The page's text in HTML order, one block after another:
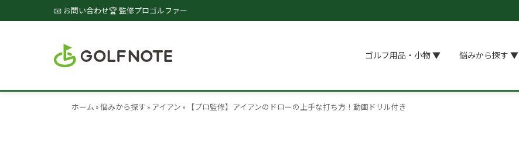
📧 お問い合わせ🏆 監修プロゴルファー
ゴルフ用品・小物 ▼ 悩みから探す ▼
ホーム »悩みから探す » アイアン » 【プロ監修】アイアンのドローの上手な打ち方！動画ドリル付き